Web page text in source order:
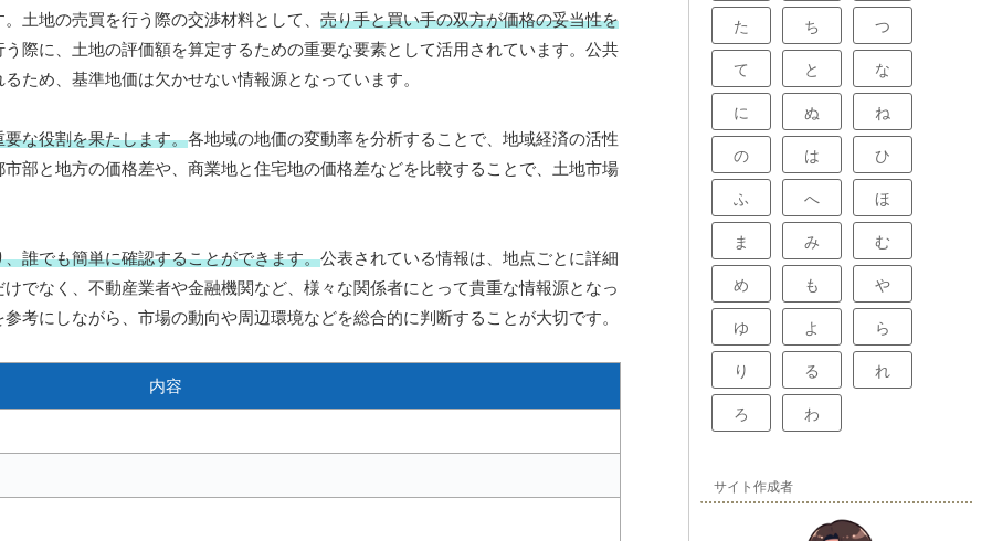
土地の売買を行う際の交渉材料として、 売り手と買い手の双方が価格の妥当性を
際に、土地の評価額を算定するための重要な要素として活用されています。公共
ため、基準地価は欠かせない情報源となっています。
な役割を果たします。各地域の地価の変動率を分析することで、地域経済の活性
部と地方の価格差や、商業地と住宅地の価格差などを比較することで、土地市場
誰でも簡単に確認することができます。公表されている情報は、地点ごとに詳細
でなく、不動産業者や金融機関など、様々な関係者にとって貴重な情報源となっ
考にしながら、市場の動向や周辺環境などを総合的に判断することが大切です。
内容
た ち つ
て と な
に ぬ ね
の は ひ
ふ へ ほ
ま み む
め も や
ゆ よ ら
り る れ
ろ わ
サイト作成者